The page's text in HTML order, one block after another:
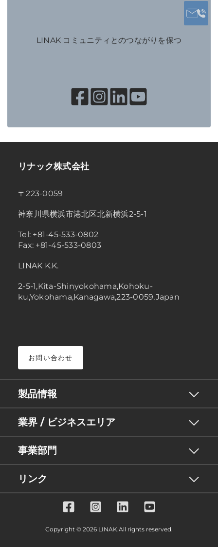
LINAK コミュニティとのつながりを保つ
リナック株式会社
〒223-0059
神奈川県横浜市港北区北新横浜2-5-1
Tel: +81-45-533-0802
Fax: +81-45-533-0803
LINAK K.K.
2-5-1,Kita-Shinyokohama,Kohoku-
ku,Yokohama,Kanagawa,223-0059,Japan
お問い合わせ
製品情報
業界 / ビジネスエリア
事業部門
リンク
Copyright © 2026 LINAK.All rights reserved.